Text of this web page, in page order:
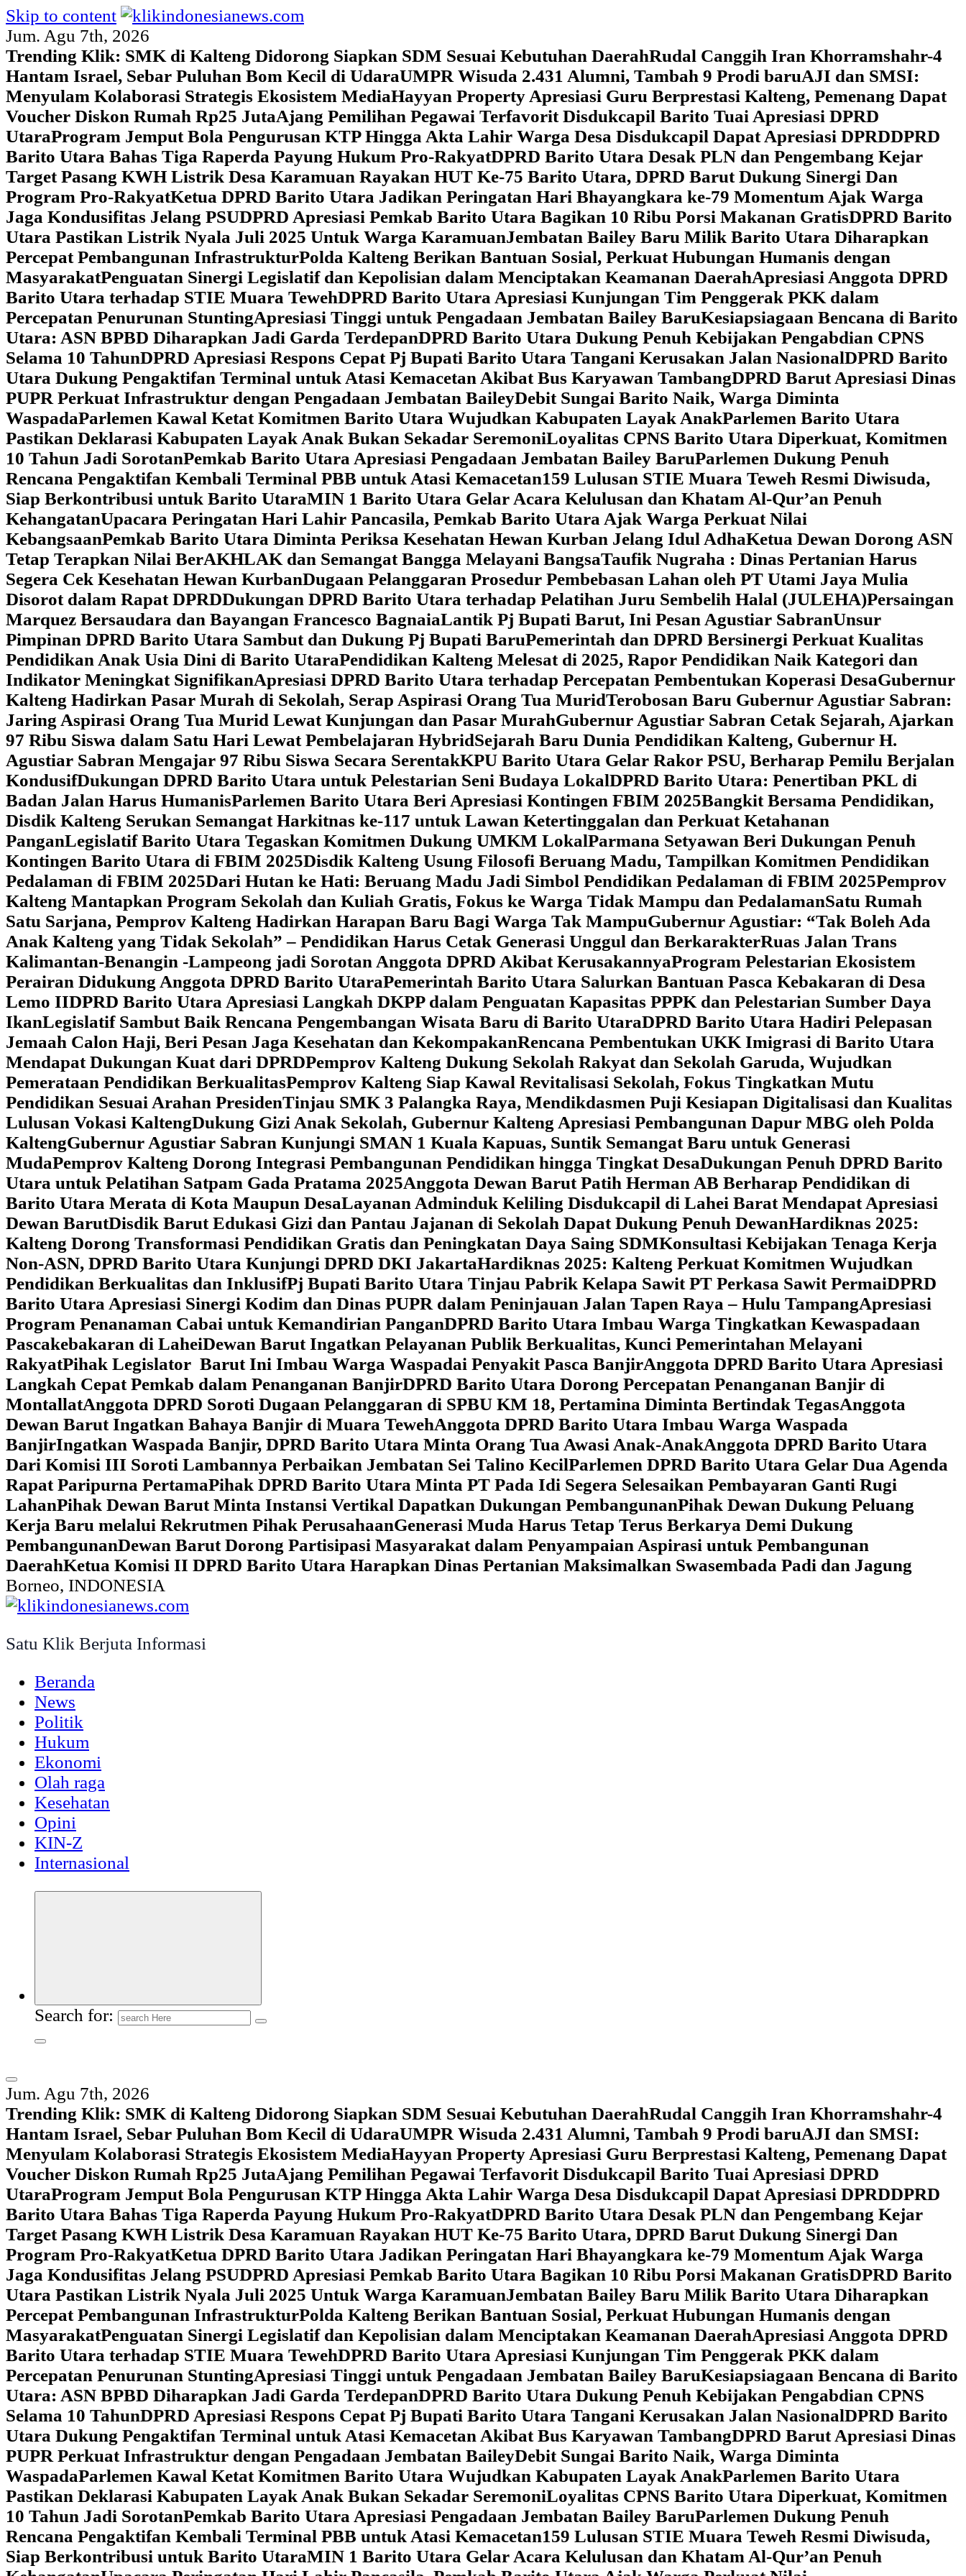
Skip to content
Jum. Agu 7th, 2026
Trending Klik: SMK di Kalteng Didorong Siapkan SDM Sesuai Kebutuhan DaerahRudal Canggih Iran Khorramshahr-4
Hantam Israel, Sebar Puluhan Bom Kecil di UdaraUMPR Wisuda 2.431 Alumni, Tambah 9 Prodi baruAJI dan SMSI:
Menyulam Kolaborasi Strategis Ekosistem MediaHayyan Property Apresiasi Guru Berprestasi Kalteng, Pemenang Dapat
Voucher Diskon Rumah Rp25 JutaAjang Pemilihan Pegawai Terfavorit Disdukcapil Barito Tuai Apresiasi DPRD
UtaraProgram Jemput Bola Pengurusan KTP Hingga Akta Lahir Warga Desa Disdukcapil Dapat Apresiasi DPRDDPRD
Barito Utara Bahas Tiga Raperda Payung Hukum Pro-RakyatDPRD Barito Utara Desak PLN dan Pengembang Kejar
Target Pasang KWH Listrik Desa Karamuan Rayakan HUT Ke-75 Barito Utara, DPRD Barut Dukung Sinergi Dan
Program Pro-RakyatKetua DPRD Barito Utara Jadikan Peringatan Hari Bhayangkara ke-79 Momentum Ajak Warga
Jaga Kondusifitas Jelang PSUDPRD Apresiasi Pemkab Barito Utara Bagikan 10 Ribu Porsi Makanan GratisDPRD Barito
Utara Pastikan Listrik Nyala Juli 2025 Untuk Warga KaramuanJembatan Bailey Baru Milik Barito Utara Diharapkan
Percepat Pembangunan InfrastrukturPolda Kalteng Berikan Bantuan Sosial, Perkuat Hubungan Humanis dengan
MasyarakatPenguatan Sinergi Legislatif dan Kepolisian dalam Menciptakan Keamanan DaerahApresiasi Anggota DPRD
Barito Utara terhadap STIE Muara TewehDPRD Barito Utara Apresiasi Kunjungan Tim Penggerak PKK dalam
Percepatan Penurunan StuntingApresiasi Tinggi untuk Pengadaan Jembatan Bailey BaruKesiapsiagaan Bencana di Barito
Utara: ASN BPBD Diharapkan Jadi Garda TerdepanDPRD Barito Utara Dukung Penuh Kebijakan Pengabdian CPNS
Selama 10 TahunDPRD Apresiasi Respons Cepat Pj Bupati Barito Utara Tangani Kerusakan Jalan NasionalDPRD Barito
Utara Dukung Pengaktifan Terminal untuk Atasi Kemacetan Akibat Bus Karyawan TambangDPRD Barut Apresiasi Dinas
PUPR Perkuat Infrastruktur dengan Pengadaan Jembatan BaileyDebit Sungai Barito Naik, Warga Diminta
WaspadaParlemen Kawal Ketat Komitmen Barito Utara Wujudkan Kabupaten Layak AnakParlemen Barito Utara
Pastikan Deklarasi Kabupaten Layak Anak Bukan Sekadar SeremoniLoyalitas CPNS Barito Utara Diperkuat, Komitmen
10 Tahun Jadi SorotanPemkab Barito Utara Apresiasi Pengadaan Jembatan Bailey BaruParlemen Dukung Penuh
Rencana Pengaktifan Kembali Terminal PBB untuk Atasi Kemacetan159 Lulusan STIE Muara Teweh Resmi Diwisuda,
Siap Berkontribusi untuk Barito UtaraMIN 1 Barito Utara Gelar Acara Kelulusan dan Khatam Al-Qur’an Penuh
KehangatanUpacara Peringatan Hari Lahir Pancasila, Pemkab Barito Utara Ajak Warga Perkuat Nilai
KebangsaanPemkab Barito Utara Diminta Periksa Kesehatan Hewan Kurban Jelang Idul AdhaKetua Dewan Dorong ASN
Tetap Terapkan Nilai BerAKHLAK dan Semangat Bangga Melayani BangsaTaufik Nugraha : Dinas Pertanian Harus
Segera Cek Kesehatan Hewan KurbanDugaan Pelanggaran Prosedur Pembebasan Lahan oleh PT Utami Jaya Mulia
Disorot dalam Rapat DPRDDukungan DPRD Barito Utara terhadap Pelatihan Juru Sembelih Halal (JULEHA)Persaingan
Marquez Bersaudara dan Bayangan Francesco BagnaiaLantik Pj Bupati Barut, Ini Pesan Agustiar SabranUnsur
Pimpinan DPRD Barito Utara Sambut dan Dukung Pj Bupati BaruPemerintah dan DPRD Bersinergi Perkuat Kualitas
Pendidikan Anak Usia Dini di Barito Utara‎Pendidikan Kalteng Melesat di 2025, Rapor Pendidikan Naik Kategori dan
Indikator Meningkat SignifikanApresiasi DPRD Barito Utara terhadap Percepatan Pembentukan Koperasi Desa‎Gubernur
Kalteng Hadirkan Pasar Murah di Sekolah, Serap Aspirasi Orang Tua Murid‎Terobosan Baru Gubernur Agustiar Sabran:
Jaring Aspirasi Orang Tua Murid Lewat Kunjungan dan Pasar MurahGubernur Agustiar Sabran Cetak Sejarah, Ajarkan
97 Ribu Siswa dalam Satu Hari Lewat Pembelajaran HybridSejarah Baru Dunia Pendidikan Kalteng, Gubernur H.
Agustiar Sabran Mengajar 97 Ribu Siswa Secara SerentakKPU Barito Utara Gelar Rakor PSU, Berharap Pemilu Berjalan
KondusifDukungan DPRD Barito Utara untuk Pelestarian Seni Budaya LokalDPRD Barito Utara: Penertiban PKL di
Badan Jalan Harus HumanisParlemen Barito Utara Beri Apresiasi Kontingen FBIM 2025‎Bangkit Bersama Pendidikan,
Disdik Kalteng Serukan Semangat Harkitnas ke-117 untuk Lawan Ketertinggalan dan Perkuat Ketahanan
PanganLegislatif Barito Utara Tegaskan Komitmen Dukung UMKM LokalParmana Setyawan Beri Dukungan Penuh
Kontingen Barito Utara di FBIM 2025Disdik Kalteng Usung Filosofi Beruang Madu, Tampilkan Komitmen Pendidikan
Pedalaman di FBIM 2025‎Dari Hutan ke Hati: Beruang Madu Jadi Simbol Pendidikan Pedalaman di FBIM 2025‎Pemprov
Kalteng Mantapkan Program Sekolah dan Kuliah Gratis, Fokus ke Warga Tidak Mampu dan Pedalaman‎Satu Rumah
Satu Sarjana, Pemprov Kalteng Hadirkan Harapan Baru Bagi Warga Tak Mampu‎Gubernur Agustiar: “Tak Boleh Ada
Anak Kalteng yang Tidak Sekolah” – Pendidikan Harus Cetak Generasi Unggul dan BerkarakterRuas Jalan Trans
Kalimantan-Benangin -Lampeong jadi Sorotan Anggota DPRD Akibat KerusakannyaProgram Pelestarian Ekosistem
Perairan Didukung Anggota DPRD Barito UtaraPemerintah Barito Utara Salurkan Bantuan Pasca Kebakaran di Desa
Lemo IIDPRD Barito Utara Apresiasi Langkah DKPP dalam Penguatan Kapasitas PPPK dan Pelestarian Sumber Daya
IkanLegislatif Sambut Baik Rencana Pengembangan Wisata Baru di Barito UtaraDPRD Barito Utara Hadiri Pelepasan
Jemaah Calon Haji, Beri Pesan Jaga Kesehatan dan KekompakanRencana Pembentukan UKK Imigrasi di Barito Utara
Mendapat Dukungan Kuat dari DPRD‎Pemprov Kalteng Dukung Sekolah Rakyat dan Sekolah Garuda, Wujudkan
Pemerataan Pendidikan Berkualitas‎Pemprov Kalteng Siap Kawal Revitalisasi Sekolah, Fokus Tingkatkan Mutu
Pendidikan Sesuai Arahan Presiden‎Tinjau SMK 3 Palangka Raya, Mendikdasmen Puji Kesiapan Digitalisasi dan Kualitas
Lulusan Vokasi Kalteng‎Dukung Gizi Anak Sekolah, Gubernur Kalteng Apresiasi Pembangunan Dapur MBG oleh Polda
Kalteng‎Gubernur Agustiar Sabran Kunjungi SMAN 1 Kuala Kapuas, Suntik Semangat Baru untuk Generasi
Muda‎Pemprov Kalteng Dorong Integrasi Pembangunan Pendidikan hingga Tingkat DesaDukungan Penuh DPRD Barito
Utara untuk Pelatihan Satpam Gada Pratama 2025Anggota Dewan Barut Patih Herman AB Berharap Pendidikan di
Barito Utara Merata di Kota Maupun DesaLayanan Adminduk Keliling Disdukcapil di Lahei Barat Mendapat Apresiasi
Dewan BarutDisdik Barut Edukasi Gizi dan Pantau Jajanan di Sekolah Dapat Dukung Penuh DewanHardiknas 2025:
Kalteng Dorong Transformasi Pendidikan Gratis dan Peningkatan Daya Saing SDMKonsultasi Kebijakan Tenaga Kerja
Non-ASN, DPRD Barito Utara Kunjungi DPRD DKI JakartaHardiknas 2025: Kalteng Perkuat Komitmen Wujudkan
Pendidikan Berkualitas dan InklusifPj Bupati Barito Utara Tinjau Pabrik Kelapa Sawit PT Perkasa Sawit PermaiDPRD
Barito Utara Apresiasi Sinergi Kodim dan Dinas PUPR dalam Peninjauan Jalan Tapen Raya – Hulu TampangApresiasi
Program Penanaman Cabai untuk Kemandirian PanganDPRD Barito Utara Imbau Warga Tingkatkan Kewaspadaan
Pascakebakaran di LaheiDewan Barut Ingatkan Pelayanan Publik Berkualitas, Kunci Pemerintahan Melayani
RakyatPihak Legislator Barut Ini Imbau Warga Waspadai Penyakit Pasca BanjirAnggota DPRD Barito Utara Apresiasi
Langkah Cepat Pemkab dalam Penanganan BanjirDPRD Barito Utara Dorong Percepatan Penanganan Banjir di
MontallatAnggota DPRD Soroti Dugaan Pelanggaran di SPBU KM 18, Pertamina Diminta Bertindak TegasAnggota
Dewan Barut Ingatkan Bahaya Banjir di Muara TewehAnggota DPRD Barito Utara Imbau Warga Waspada
BanjirIngatkan Waspada Banjir, DPRD Barito Utara Minta Orang Tua Awasi Anak-AnakAnggota DPRD Barito Utara
Dari Komisi III Soroti Lambannya Perbaikan Jembatan Sei Talino KecilParlemen DPRD Barito Utara Gelar Dua Agenda
Rapat Paripurna PertamaPihak DPRD Barito Utara Minta PT Pada Idi Segera Selesaikan Pembayaran Ganti Rugi
LahanPihak Dewan Barut Minta Instansi Vertikal Dapatkan Dukungan PembangunanPihak Dewan Dukung Peluang
Kerja Baru melalui Rekrutmen Pihak PerusahaanGenerasi Muda Harus Tetap Terus Berkarya Demi Dukung
PembangunanDewan Barut Dorong Partisipasi Masyarakat dalam Penyampaian Aspirasi untuk Pembangunan
DaerahKetua Komisi II DPRD Barito Utara Harapkan Dinas Pertanian Maksimalkan Swasembada Padi dan Jagung
Borneo, INDONESIA
Satu Klik Berjuta Informasi
Beranda
News
Politik
Hukum
Ekonomi
Olah raga
Kesehatan
Opini
KIN-Z
Internasional
Search for:
Jum. Agu 7th, 2026
Trending Klik: SMK di Kalteng Didorong Siapkan SDM Sesuai Kebutuhan DaerahRudal Canggih Iran Khorramshahr-4
Hantam Israel, Sebar Puluhan Bom Kecil di UdaraUMPR Wisuda 2.431 Alumni, Tambah 9 Prodi baruAJI dan SMSI:
Menyulam Kolaborasi Strategis Ekosistem MediaHayyan Property Apresiasi Guru Berprestasi Kalteng, Pemenang Dapat
Voucher Diskon Rumah Rp25 JutaAjang Pemilihan Pegawai Terfavorit Disdukcapil Barito Tuai Apresiasi DPRD
UtaraProgram Jemput Bola Pengurusan KTP Hingga Akta Lahir Warga Desa Disdukcapil Dapat Apresiasi DPRDDPRD
Barito Utara Bahas Tiga Raperda Payung Hukum Pro-RakyatDPRD Barito Utara Desak PLN dan Pengembang Kejar
Target Pasang KWH Listrik Desa Karamuan Rayakan HUT Ke-75 Barito Utara, DPRD Barut Dukung Sinergi Dan
Program Pro-RakyatKetua DPRD Barito Utara Jadikan Peringatan Hari Bhayangkara ke-79 Momentum Ajak Warga
Jaga Kondusifitas Jelang PSUDPRD Apresiasi Pemkab Barito Utara Bagikan 10 Ribu Porsi Makanan GratisDPRD Barito
Utara Pastikan Listrik Nyala Juli 2025 Untuk Warga KaramuanJembatan Bailey Baru Milik Barito Utara Diharapkan
Percepat Pembangunan InfrastrukturPolda Kalteng Berikan Bantuan Sosial, Perkuat Hubungan Humanis dengan
MasyarakatPenguatan Sinergi Legislatif dan Kepolisian dalam Menciptakan Keamanan DaerahApresiasi Anggota DPRD
Barito Utara terhadap STIE Muara TewehDPRD Barito Utara Apresiasi Kunjungan Tim Penggerak PKK dalam
Percepatan Penurunan StuntingApresiasi Tinggi untuk Pengadaan Jembatan Bailey BaruKesiapsiagaan Bencana di Barito
Utara: ASN BPBD Diharapkan Jadi Garda TerdepanDPRD Barito Utara Dukung Penuh Kebijakan Pengabdian CPNS
Selama 10 TahunDPRD Apresiasi Respons Cepat Pj Bupati Barito Utara Tangani Kerusakan Jalan NasionalDPRD Barito
Utara Dukung Pengaktifan Terminal untuk Atasi Kemacetan Akibat Bus Karyawan TambangDPRD Barut Apresiasi Dinas
PUPR Perkuat Infrastruktur dengan Pengadaan Jembatan BaileyDebit Sungai Barito Naik, Warga Diminta
WaspadaParlemen Kawal Ketat Komitmen Barito Utara Wujudkan Kabupaten Layak AnakParlemen Barito Utara
Pastikan Deklarasi Kabupaten Layak Anak Bukan Sekadar SeremoniLoyalitas CPNS Barito Utara Diperkuat, Komitmen
10 Tahun Jadi SorotanPemkab Barito Utara Apresiasi Pengadaan Jembatan Bailey BaruParlemen Dukung Penuh
Rencana Pengaktifan Kembali Terminal PBB untuk Atasi Kemacetan159 Lulusan STIE Muara Teweh Resmi Diwisuda,
Siap Berkontribusi untuk Barito UtaraMIN 1 Barito Utara Gelar Acara Kelulusan dan Khatam Al-Qur’an Penuh